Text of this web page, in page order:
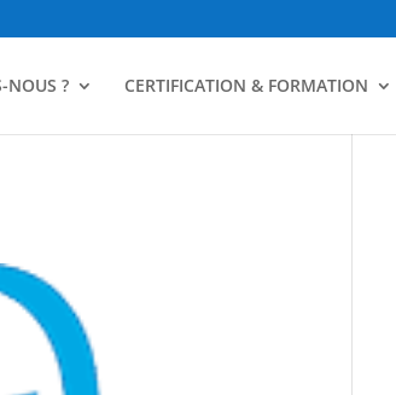
NOUS ? CERTIFICATION & FORMATION